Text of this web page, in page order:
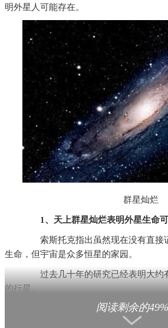
明外星人可能存在。
群星灿烂
1、天上群星灿烂表明外星生命
索斯托克指出虽然现在没有直接
生命，但宇宙是众多恒星的家园。
过去几十年的研究已经表明大约
的行星。
索斯托克估计仅仅银河系就有1万
一些行星正如地球那样正在经历生命的诞
阅读剩余的49%